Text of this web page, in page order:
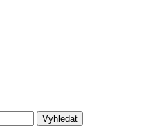
Vyhledat